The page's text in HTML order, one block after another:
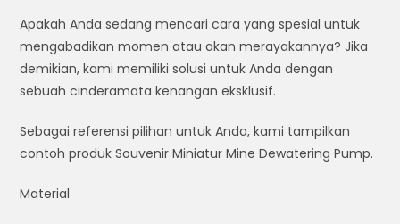
Apakah Anda sedang mencari cara yang spesial untuk
mengabadikan momen atau akan merayakannya? Jika
demikian, kami memiliki solusi untuk Anda dengan
sebuah cinderamata kenangan eksklusif.
Sebagai referensi pilihan untuk Anda, kami tampilkan
contoh produk Souvenir Miniatur Mine Dewatering Pump.
Material